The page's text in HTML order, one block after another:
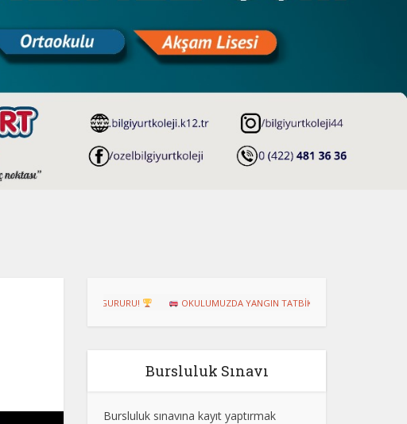
OKULUMUZDA YANGIN TATBİKATI GERÇEKLEŞTİRİLDİ
Bursluluk Sınavı
Bursluluk sınavına kayıt yaptırmak